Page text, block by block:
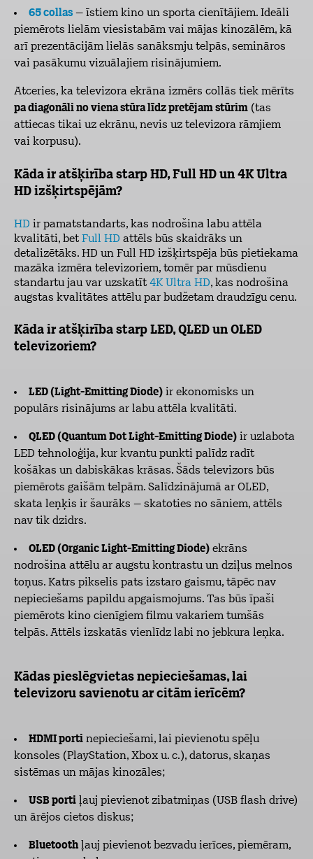
65 collas – īstiem kino un sporta cienītājiem. Ideāli
piemērots lielām viesistabām vai mājas kinozālēm, kā
arī prezentācijām lielās sanāksmju telpās, semināros
vai pasākumu vizuālajiem risinājumiem.
Atceries, ka televizora ekrāna izmērs collās tiek mērīts
pa diagonāli no viena stūra līdz pretējam stūrim (tas
attiecas tikai uz ekrānu, nevis uz televizora rāmjiem
vai korpusu).
Kāda ir atšķirība starp HD, Full HD un 4K Ultra
HD izšķirtspējām?
HD ir pamatstandarts, kas nodrošina labu attēla
kvalitāti, bet Full HD attēls būs skaidrāks un
detalizētāks. HD un Full HD izšķirtspēja būs pietiekama
mazāka izmēra televizoriem, tomēr par mūsdienu
standartu jau var uzskatīt 4K Ultra HD, kas nodrošina
augstas kvalitātes attēlu par budžetam draudzīgu cenu.
Kāda ir atšķirība starp LED, QLED un OLED
televizoriem?
LED (Light-Emitting Diode) ir ekonomisks un
populārs risinājums ar labu attēla kvalitāti.
QLED (Quantum Dot Light-Emitting Diode) ir uzlabota
LED tehnoloģija, kur kvantu punkti palīdz radīt
košākas un dabiskākas krāsas. Šāds televizors būs
piemērots gaišām telpām. Salīdzinājumā ar OLED,
skata leņķis ir šaurāks – skatoties no sāniem, attēls
nav tik dzidrs.
OLED (Organic Light-Emitting Diode) ekrāns
nodrošina attēlu ar augstu kontrastu un dziļus melnos
toņus. Katrs pikselis pats izstaro gaismu, tāpēc nav
nepieciešams papildu apgaismojums. Tas būs īpaši
piemērots kino cienīgiem filmu vakariem tumšās
telpās. Attēls izskatās vienlīdz labi no jebkura leņka.
Kādas pieslēgvietas nepieciešamas, lai
televizoru savienotu ar citām ierīcēm?
HDMI porti nepieciešami, lai pievienotu spēļu
konsoles (PlayStation, Xbox u. c.), datorus, skaņas
sistēmas un mājas kinozāles;
USB porti ļauj pievienot zibatmiņas (USB flash drive)
un ārējos cietos diskus;
Bluetooth ļauj pievienot bezvadu ierīces, piemēram,